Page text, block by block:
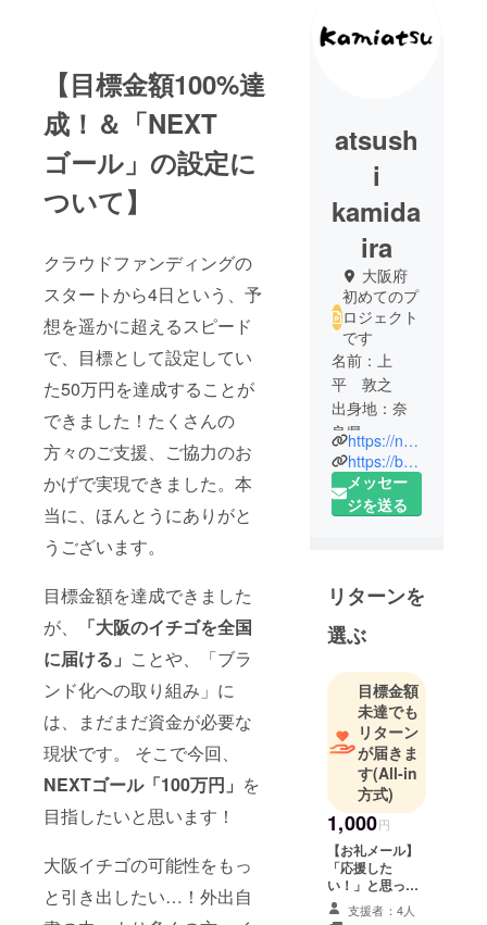
【目標金額100%達
成！＆「NEXT
ゴール」の設定に
ついて】
クラウドファンディングの
スタートから4日という、予
想を遥かに超えるスピード
で、目標として設定してい
た50万円を達成することが
できました！たくさんの
方々のご支援、ご協力のお
かげで実現できました。本
当に、ほんとうにありがと
うございます。
目標金額を達成できました
が、
「大阪のイチゴを全国
に届ける」 ことや、「ブラ
ンド化への取り組み」に
は、まだまだ資金が必要な
現状です。 そこで今回、
NEXTゴール「100万円」 を
目指したいと思います！
大阪イチゴの可能性をもっ
と引き出したい…！外出自
atsush
i
kamida
ira
大阪府
初めてのプ
ロジェクト
です
名前：上
平 敦之
出身地：奈
良県
生年月日：
1989/9/21
で板前修業
の為、約10
年間飲食業
界に身をお
く。
29歳 友人
が起業した
会社「株式
会社スタン
ドケイ」で
BBQ事業な
どを行う
29歳 会社
の新規事業
https://note.com/kamiatsu1989
https://bbq-big.com/
メッセー
ジを送る
リターンを
選ぶ
目標金額
未達でも
リターン
が届きま
す(All-in
方式)
1,000円
【お礼メール】
「応援した
い！」と思って
いただけた皆さ
まへ、クラウド
支援者：4人